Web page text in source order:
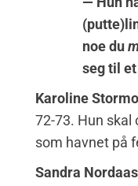
noe du
seg til
Karoline Stormo
72-73. Hun skal
som havnet på
Sandra Nordaas